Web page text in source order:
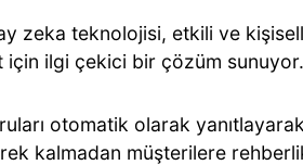
zeka teknolojisi, etkili ve
ilgi çekici bir çözüm sunuyor.
otomatik olarak
kalmadan müşterilere